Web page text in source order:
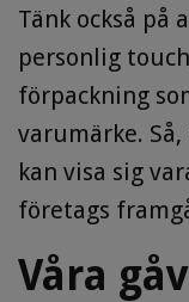
Tänk också på
personlig
förpackning
varumärke.
kan visa sig
företags
Våra